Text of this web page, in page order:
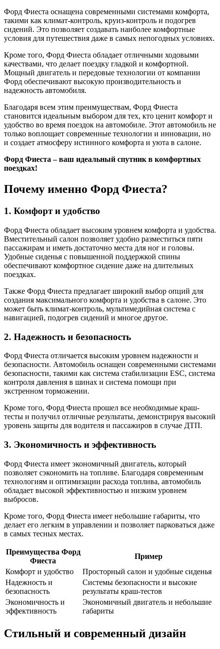
Форд Фиеста оснащена современными системами комфорта,
такими как климат-контроль, круиз-контроль и подогрев
сидений. Это позволяет создавать наиболее комфортные
условия для путешествия даже в самых непогодных условиях.
Кроме того, Форд Фиеста обладает отличными ходовыми
качествами, что делает поездку гладкой и комфортной.
Мощный двигатель и передовые технологии от компании
Форд обеспечивают высокую производительность и
надежность автомобиля.
Благодаря всем этим преимуществам, Форд Фиеста
становится идеальным выбором для тех, кто ценит комфорт и
удобство во время поездок на автомобиле. Этот автомобиль не
только воплощает современные технологии и инновации, но
и создает атмосферу истинного комфорта и уюта в салоне.
Форд Фиеста – ваш идеальный спутник в комфортных
поездках!
Почему именно Форд Фиеста?
1. Комфорт и удобство
Форд Фиеста обладает высоким уровнем комфорта и удобства.
Вместительный салон позволяет удобно разместиться пяти
пассажирам и иметь достаточно места для ног и головы.
Удобные сиденья с повышенной поддержкой спины
обеспечивают комфортное сидение даже на длительных
поездках.
Также Форд Фиеста предлагает широкий выбор опций для
создания максимального комфорта и удобства в салоне. Это
может быть климат-контроль, мультимедийная система с
навигацией, подогрев сидений и многое другое.
2. Надежность и безопасность
Форд Фиеста отличается высоким уровнем надежности и
безопасности. Автомобиль оснащен современными системами
безопасности, такими как система стабилизации ESC, система
контроля давления в шинах и система помощи при
экстренном торможении.
Кроме того, Форд Фиеста прошел все необходимые краш-
тесты и получил отличные результаты, демонстрируя высокий
уровень защиты для водителя и пассажиров в случае ДТП.
3. Экономичность и эффективность
Форд Фиеста имеет экономичный двигатель, который
позволяет сэкономить на топливе. Благодаря современным
технологиям и оптимизации расхода топлива, автомобиль
обладает высокой эффективностью и низким уровнем
выбросов.
Кроме того, Форд Фиеста имеет небольшие габариты, что
делает его легким в управлении и позволяет парковаться даже
в самых тесных местах.
Преимущества Форд
Фиеста
Пример
Комфорт и удобство
Просторный салон и удобные сиденья
Надежность и
безопасность
Системы безопасности и высокие
результаты краш-тестов
Экономичность и
эффективность
Экономичный двигатель и небольшие
габариты
Стильный и современный дизайн